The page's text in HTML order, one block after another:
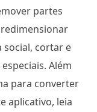
partes
social, cortar e
Além
para converter
aplicativo, leia